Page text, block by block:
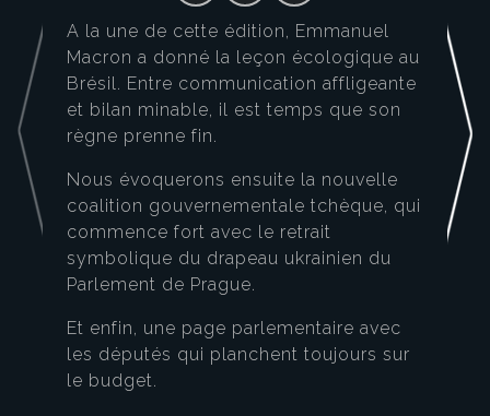
A la une de cette édition, Emmanuel
Macron a donné la leçon écologique au
Brésil. Entre communication affligeante
et bilan minable, il est temps que son
règne prenne fin.
Nous évoquerons ensuite la nouvelle
coalition gouvernementale tchèque, qui
commence fort avec le retrait
symbolique du drapeau ukrainien du
Parlement de Prague.
Et enfin, une page parlementaire avec
les députés qui planchent toujours sur
le budget.